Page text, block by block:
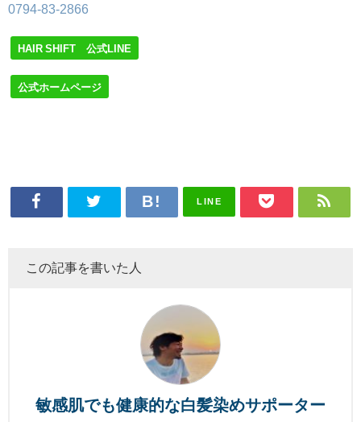
0794-83-2866
HAIR SHIFT 公式LINE
公式ホームページ
LINE
この記事を書いた人
敏感肌でも健康的な白髪染めサポーター